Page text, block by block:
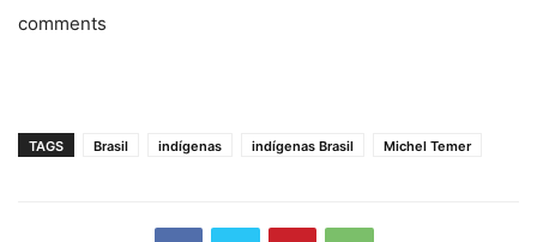
comments
TAGS Brasil indígenas indígenas Brasil Michel Temer